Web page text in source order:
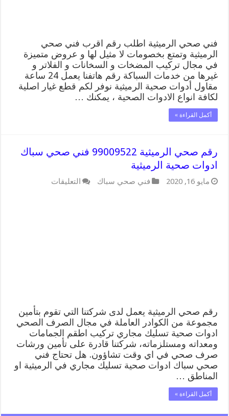
فني صحي الرميثية اطلب رقم اقرب فني صحي
الرميثية وتمتع بخصومات لا مثيل لها و عروض متميزة
في مجال تركيب المضخات و السخانات و الفلاتر و
غيرها من خدمات السباكة رقم هاتفنا يعمل 24 ساعة
مقاول أدوات صحية الرميثية نوفر لكم قطع غيار اصلية
لكافة انواع الادوات الصحية ، يمكنك …
أكمل القراءة »
رقم صحي الرميثية 99009522 فني صحي سباك
ادوات صحية الرميثية
مايو 16, 2020 فني صحي سباك التعليقات
رقم صحي الرميثية يعمل لدى شركتنا التي تقوم بتأمين
مجموعة من الكوادر العاملة في مجال الصرف الصحي
ادوات صحية تسليك مجاري تركيب اطقم الجمامات
ومعداته ومستلزماته، شركتنا قادرة على تأمين ورشات
صرف صحي في اي وقت تشاؤون. هل تحتاج فني
صحي سباك ادوات صحية تسليك مجاري في الرميثية او
المناطق …
أكمل القراءة »